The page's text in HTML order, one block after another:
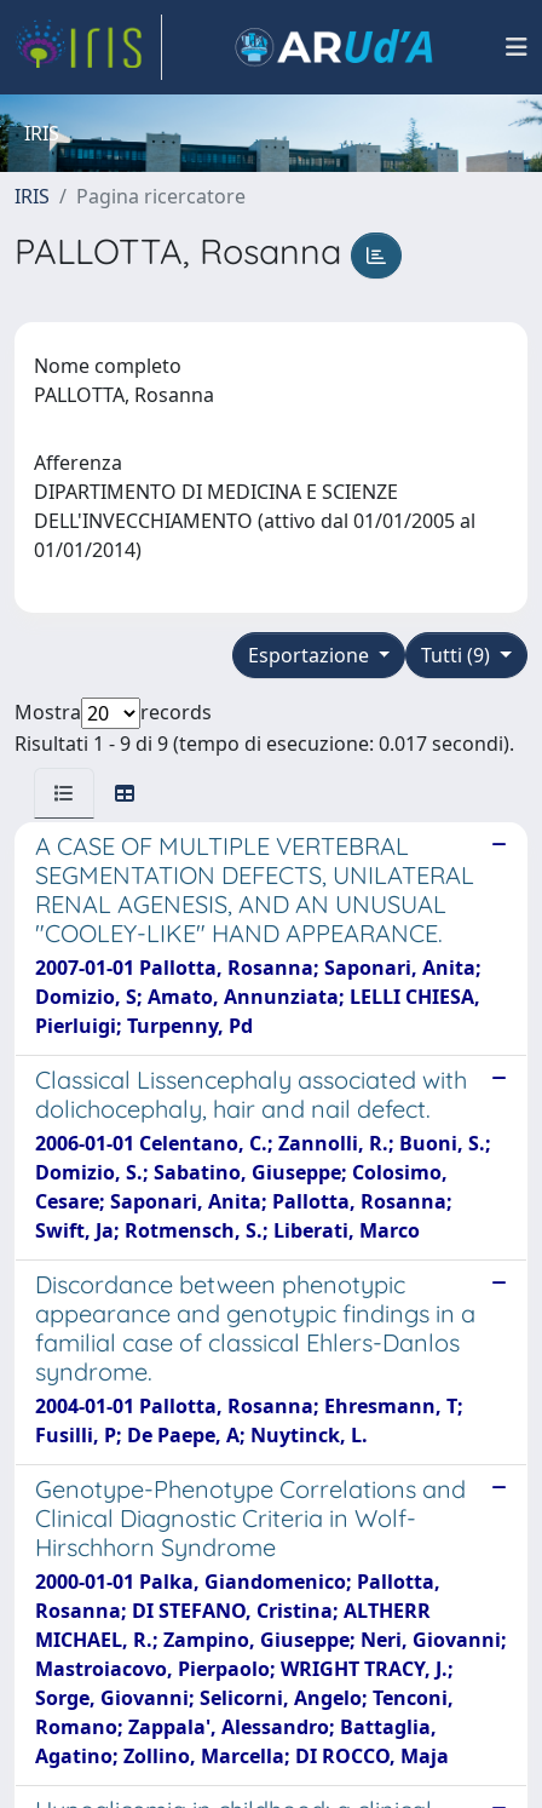
IRIS
IRIS Pagina ricercatore
PALLOTTA, Rosanna
Nome completo
PALLOTTA, Rosanna
Afferenza
DIPARTIMENTO DI MEDICINA E SCIENZE
DELL'INVECCHIAMENTO (attivo dal 01/01/2005 al
01/01/2014)
Tutti (9)
Esportazione
Mostra
records
Risultati 1 - 9 di 9 (tempo di esecuzione: 0.017 secondi).
A CASE OF MULTIPLE VERTEBRAL
SEGMENTATION DEFECTS, UNILATERAL
RENAL AGENESIS, AND AN UNUSUAL
"COOLEY-LIKE" HAND APPEARANCE.
2007-01-01 Pallotta, Rosanna; Saponari, Anita;
Domizio, S; Amato, Annunziata; LELLI CHIESA,
Pierluigi; Turpenny, Pd
Classical Lissencephaly associated with
dolichocephaly, hair and nail defect.
2006-01-01 Celentano, C.; Zannolli, R.; Buoni, S.;
Domizio, S.; Sabatino, Giuseppe; Colosimo,
Cesare; Saponari, Anita; Pallotta, Rosanna;
Swift, Ja; Rotmensch, S.; Liberati, Marco
Discordance between phenotypic
appearance and genotypic findings in a
familial case of classical Ehlers-Danlos
syndrome.
2004-01-01 Pallotta, Rosanna; Ehresmann, T;
Fusilli, P; De Paepe, A; Nuytinck, L.
Genotype-Phenotype Correlations and
Clinical Diagnostic Criteria in Wolf-
Hirschhorn Syndrome
2000-01-01 Palka, Giandomenico; Pallotta,
Rosanna; DI STEFANO, Cristina; ALTHERR
MICHAEL, R.; Zampino, Giuseppe; Neri, Giovanni;
Mastroiacovo, Pierpaolo; WRIGHT TRACY, J.;
Sorge, Giovanni; Selicorni, Angelo; Tenconi,
Romano; Zappala', Alessandro; Battaglia,
Agatino; Zollino, Marcella; DI ROCCO, Maja